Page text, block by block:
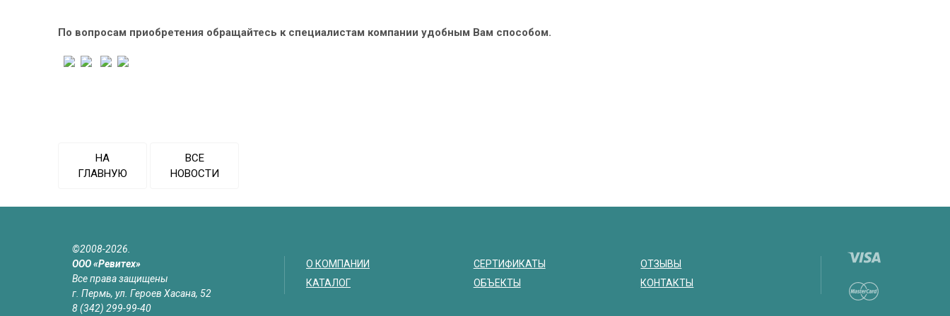
По вопросам приобретения обращайтесь к специалистам компании удобным Вам способом.
НА
ГЛАВНУЮ
ВСЕ
НОВОСТИ
©2008-2026.
ООО «Ревитех»
Все права защищены
г. Пермь, ул. Героев Хасана, 52
8 (342) 299-99-40
О КОМПАНИИ
КАТАЛОГ
СЕРТИФИКАТЫ
ОБЪЕКТЫ
ОТЗЫВЫ
КОНТАКТЫ